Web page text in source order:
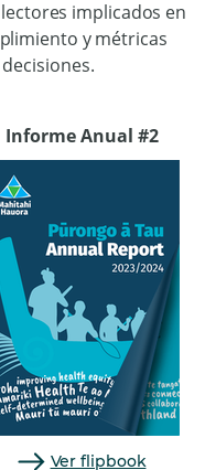
implicados en
y métricas
Informe Anual #2
Ver flipbook